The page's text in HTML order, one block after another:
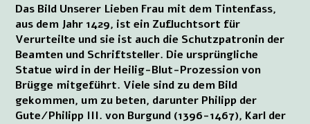
Das Bild Unserer Lieben Frau mit dem Tintenfass,
aus dem Jahr 1429, ist ein Zufluchtsort für
Verurteilte und sie ist auch die Schutzpatronin der
Beamten und Schriftsteller. Die ursprüngliche
Statue wird in der Heilig-Blut-Prozession von
Brügge mitgeführt. Viele sind zu dem Bild
gekommen, um zu beten, darunter Philipp der
Gute/Philipp III. von Burgund (1396-1467), Karl der